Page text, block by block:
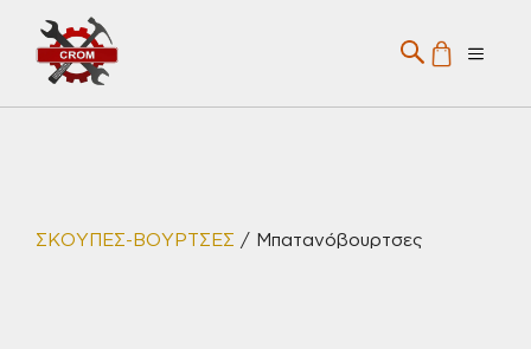
Μετάβαση
περιεχόμενο
Menu
ΣΚΟΥΠΕΣ-ΒΟΥΡΤΣΕΣ / Μπατανόβουρτσες